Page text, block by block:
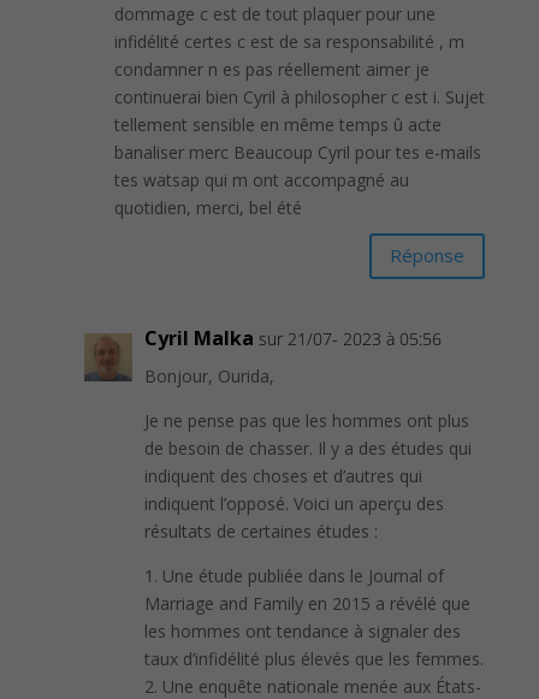
dommage c est de tout plaquer pour une
infidélité certes c est de sa responsabilité , m
condamner n es pas réellement aimer je
continuerai bien Cyril à philosopher c est i. Sujet
tellement sensible en même temps û acte
banaliser merc Beaucoup Cyril pour tes e-mails
tes watsap qui m ont accompagné au
quotidien, merci, bel été
Réponse
Cyril Malka sur 21/07- 2023 à 05:56
Bonjour, Ourida,
Je ne pense pas que les hommes ont plus
de besoin de chasser. Il y a des études qui
indiquent des choses et d’autres qui
indiquent l’opposé. Voici un aperçu des
résultats de certaines études :
1. Une étude publiée dans le Journal of
Marriage and Family en 2015 a révélé que
les hommes ont tendance à signaler des
taux d’infidélité plus élevés que les femmes.
2. Une enquête nationale menée aux États-